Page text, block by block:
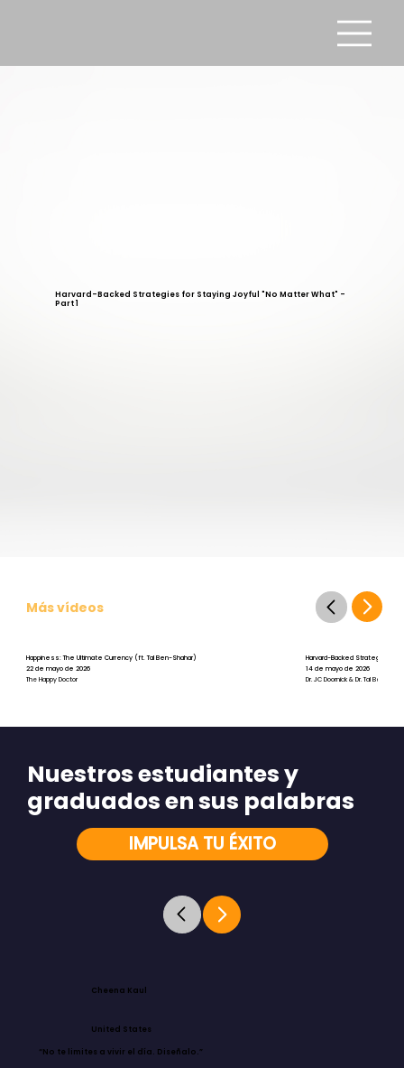
Harvard-Backed Strategies for Staying Joyful "No Matter What" -
Part 1
Más vídeos
Happiness: The Ultimate Currency (ft. Tal Ben-Shahar)
22 de mayo de 2026
The Happy Doctor
Harvard-Backed Strategies for
14 de mayo de 2026
Dr. JC Doornick & Dr. Tal Ben-
IMPULSA TU ÉXITO
Nuestros estudiantes y
graduados en sus palabras
Cheena Kaul
United States
“No te limites a vivir el día. Diseñalo.”